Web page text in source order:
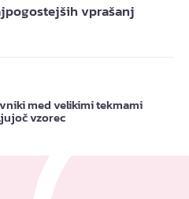
vprašanj
med velikimi tekmami
vzorec